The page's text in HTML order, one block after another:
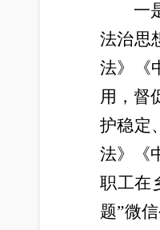
一
法治思
法》《
用，督
护稳定
法》《
职工在
题”微